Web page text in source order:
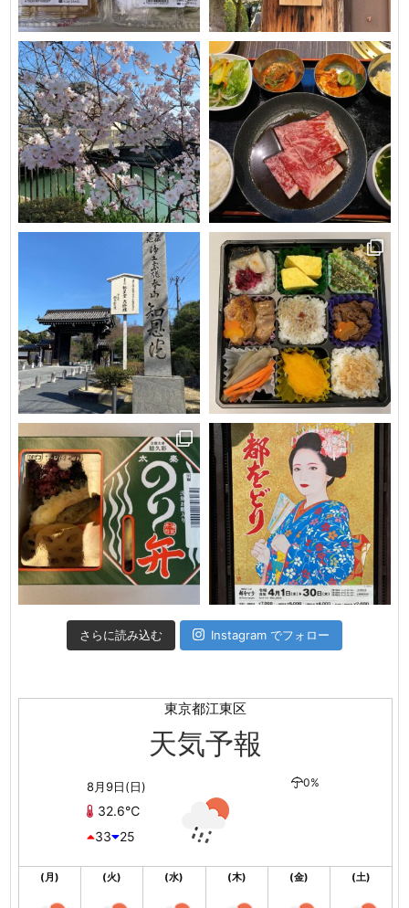
さらに読み込む Instagram でフォロー
東京都江東区
天気予報
8月9日(日)
32.6℃
33
25
0%
(月) (火) (水) (木) (金) (土)